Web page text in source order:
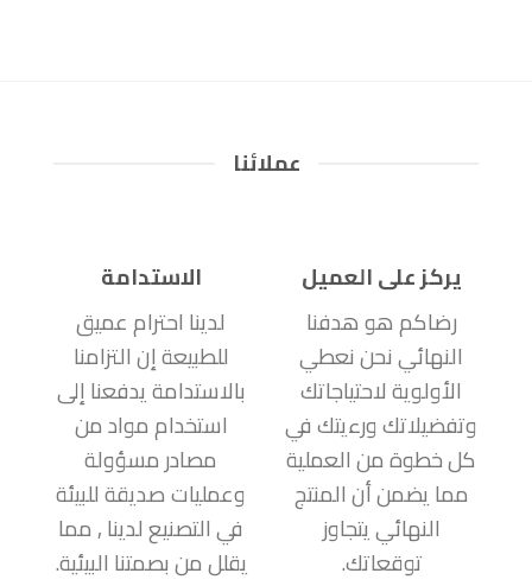
عملائنا
يركز على العميل
رضاكم هو هدفنا
النهائي نحن نعطي
الأولوية لاحتياجاتك
وتفضيلاتك ورءيتك في
كل خطوة من العملية
مما يضمن أن المنتج
النهائي يتجاوز
توقعاتك.
الاستدامة
لدينا احترام عميق
للطبيعة إن التزامنا
بالاستدامة يدفعنا إلى
استخدام مواد من
مصادر مسؤولة
وعمليات صديقة للبيئة
في التصنيع لدينا , مما
يقلل من بصمتنا البيئية.